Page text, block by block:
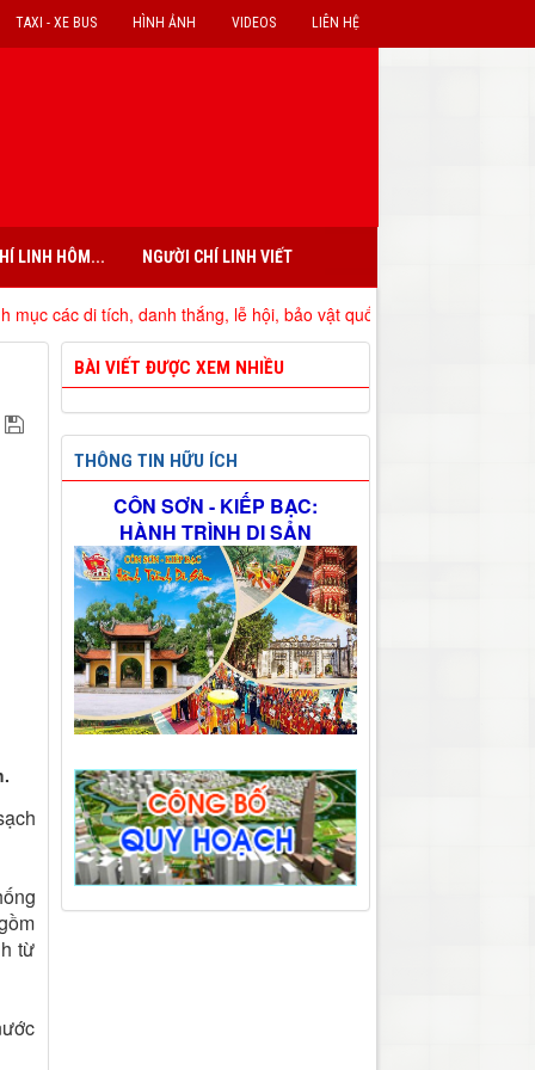
LIÊN HỆ
VIDEOS
HÌNH ẢNH
TAXI - XE BUS
LINH HÔM... NGƯỜI CHÍ LINH VIẾT
di tích, danh thắng, lễ hội, bảo vật quốc gia đã xếp hạng trên địa
từ
BÀI VIẾT ĐƯỢC XEM NHIỀU
THÔNG TIN HỮU ÍCH
CÔN SƠN - KIẾP BẠC:
HÀNH TRÌNH DI SẢN